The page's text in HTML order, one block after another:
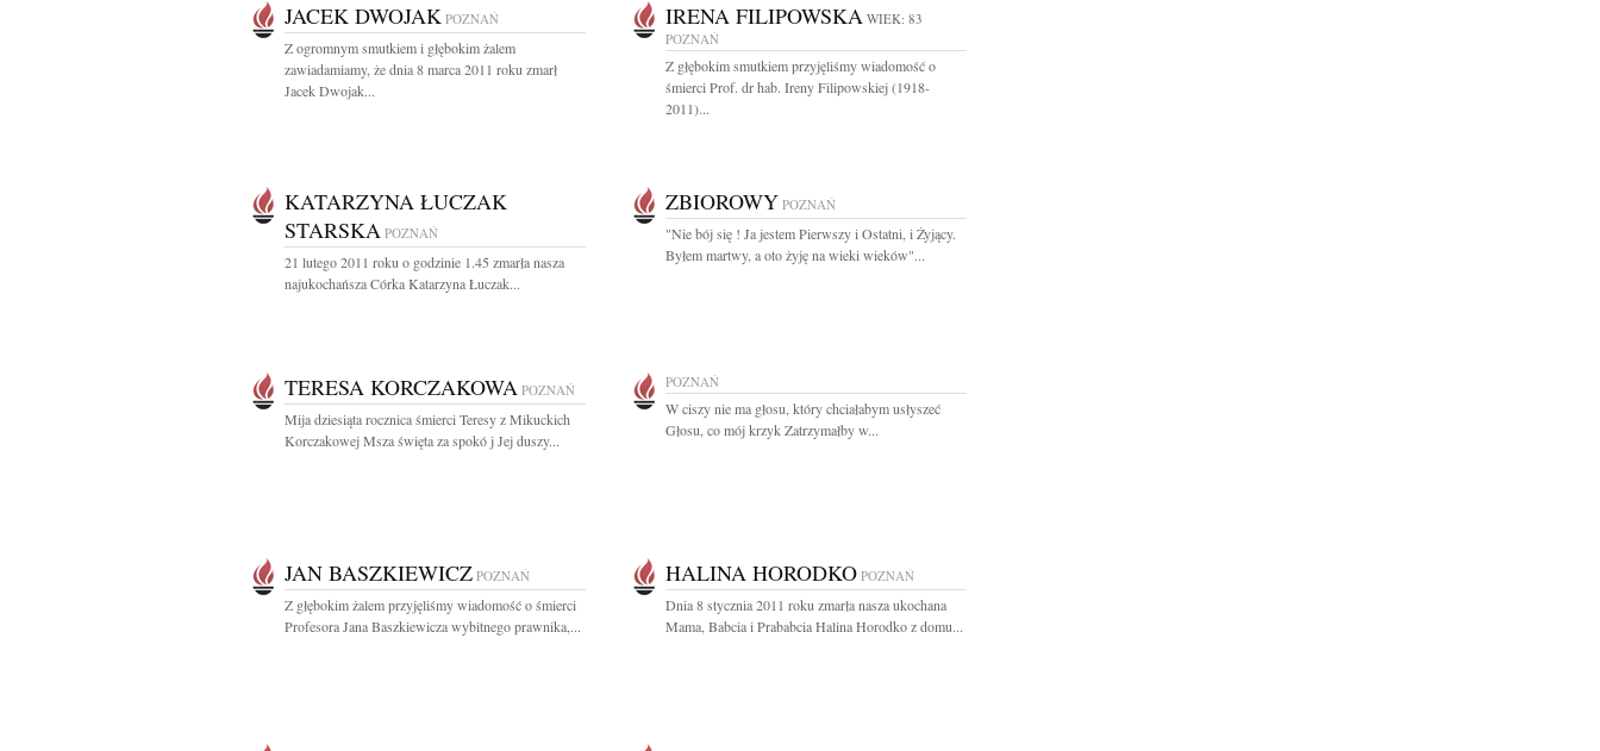
JACEK DWOJAK POZNAŃ
Z ogromnym smutkiem i głębokim żalem
zawiadamiamy, że dnia 8 marca 2011 roku zmarł
Jacek Dwojak...
IRENA FILIPOWSKA WIEK: 83
POZNAŃ
Z głębokim smutkiem przyjęliśmy wiadomość o
śmierci Prof. dr hab. Ireny Filipowskiej (1918-
2011)...
KATARZYNA ŁUCZAK
STARSKA POZNAŃ
21 lutego 2011 roku o godzinie 1.45 zmarła nasza
najukochańsza Córka Katarzyna Łuczak...
ZBIOROWY POZNAŃ
"Nie bój się ! Ja jestem Pierwszy i Ostatni, i Żyjący.
Byłem martwy, a oto żyję na wieki wieków"...
TERESA KORCZAKOWA POZNAŃ
Mija dziesiąta rocznica śmierci Teresy z Mikuckich
Korczakowej Msza święta za spokó j Jej duszy...
POZNAŃ
W ciszy nie ma głosu, który chciałabym usłyszeć
Głosu, co mój krzyk Zatrzymałby w...
JAN BASZKIEWICZ POZNAŃ
Z głębokim żalem przyjęliśmy wiadomość o śmierci
Profesora Jana Baszkiewicza wybitnego prawnika,...
HALINA HORODKO POZNAŃ
Dnia 8 stycznia 2011 roku zmarła nasza ukochana
Mama, Babcia i Prababcia Halina Horodko z domu...